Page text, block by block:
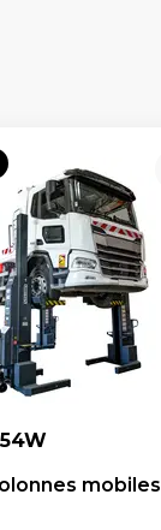
mobiles